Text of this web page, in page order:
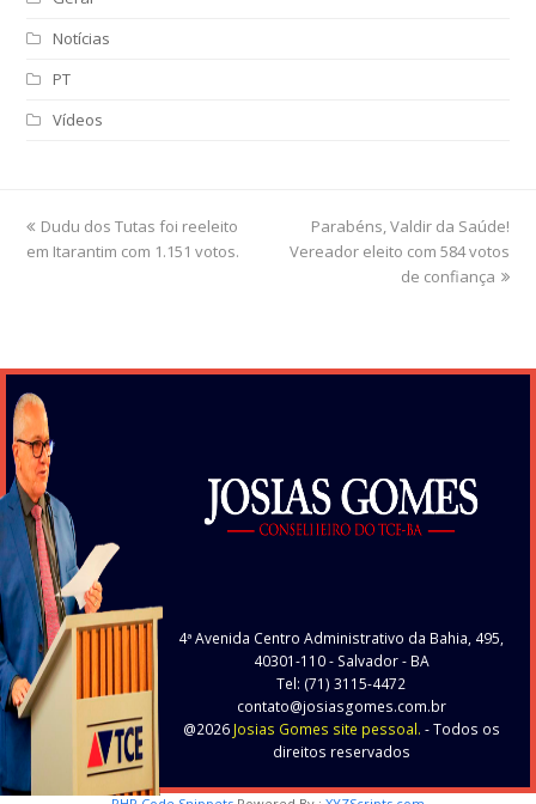
Notícias
PT
Vídeos
previous
post:
Dudu dos Tutas foi reeleito
em Itarantim com 1.151 votos.
next
post:
Parabéns, Valdir da Saúde!
Vereador eleito com 584 votos
de confiança
4ª Avenida Centro Administrativo da Bahia, 495,
40301-110- Salvador - BA
Tel: (71) 3115-4472
contato@josiasgomes.com.br
@2026 Josias Gomes site pessoal. - Todos os
direitos reservados